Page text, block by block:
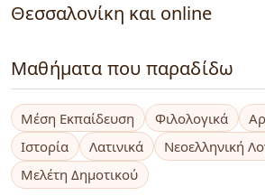
Θεσσαλονίκη και online
Μαθήματα που παραδίδω
Μέση Εκπαίδευση Φιλολογικά
Ιστορία
Λατινικά
Νεοελληνική
Μελέτη Δημοτικού